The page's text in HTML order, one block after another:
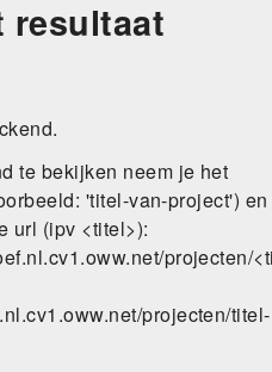
resultaat
te bekijken neem je het
'titel-van-project') en
url (ipv <titel>):
projecten/
projecten/titel-